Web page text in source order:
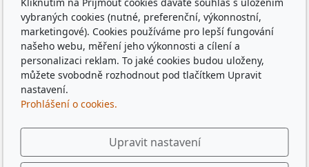
po 10 letech, sraz gymplu, sraz gymnázia, sraz ze
střední, sraz z vysoké, spolužáci, památka,
pamětihodnost, malebná místa, plates, Řím, Paříž,
Rome , Paris, München, Munig, Oktoberfest, Zapft
vybraných cookies (nutné, preferenční, výkonnostní,
marketingové). Cookies používáme pro lepší fungování
našeho webu, měření jeho výkonnosti a cílení a
personalizaci reklam. To jaké cookies budou uloženy,
můžete svobodně rozhodnout pod tlačítkem Upravit
nastavení.
Prohlášení o cookies.
Upravit nastavení